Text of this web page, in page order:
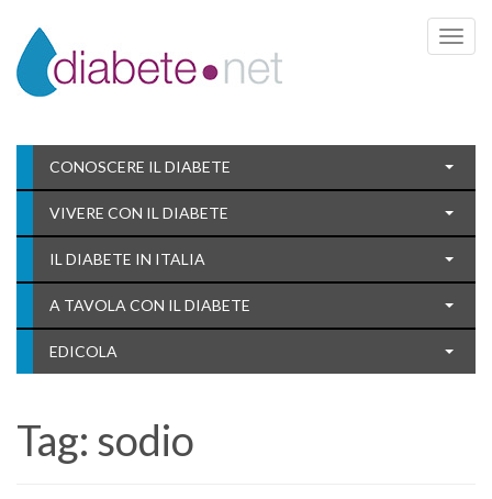
Toggle
CONOSCERE IL DIABETE
VIVERE CON IL DIABETE
IL DIABETE IN ITALIA
A TAVOLA CON IL DIABETE
EDICOLA
Tag: sodio